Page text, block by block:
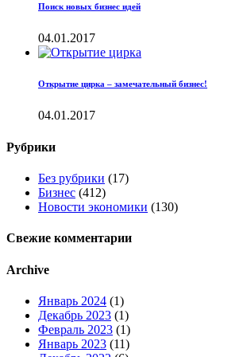
Поиск новых бизнес идей
04.01.2017
Открытие цирка – замечательный бизнес!
04.01.2017
Рубрики
Без рубрики (17)
Бизнес (412)
Новости экономики (130)
Свежие комментарии
Archive
Январь 2024 (1)
Декабрь 2023 (1)
Февраль 2023 (1)
Январь 2023 (11)